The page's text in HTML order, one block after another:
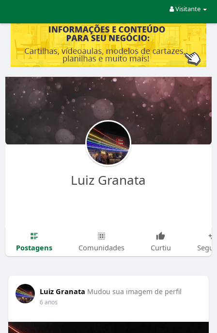
Visitante
Luiz Granata
Postagens Comunidades Curtiu
Luiz Granata Mudou sua imagem de perfil
6 anos